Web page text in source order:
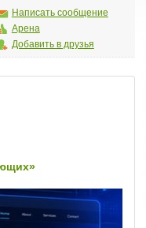
Написать сообщение
Арена
Добавить в друзья